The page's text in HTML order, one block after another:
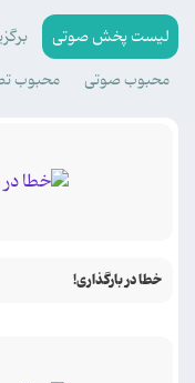
لیست پخش صوتی
محبوب صوتی
محبوب
خطا در بارگذاری!